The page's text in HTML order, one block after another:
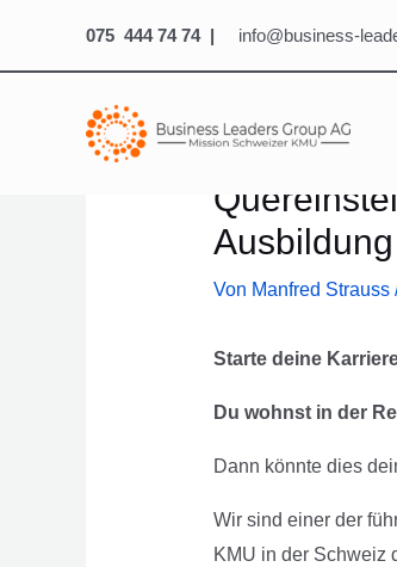
075 444 74 74 | info@business-
Von Manfred Strauss
Starte deine
Du wohnst in der
Dann könnte dies
Wir sind einer der
KMU in der Schweiz